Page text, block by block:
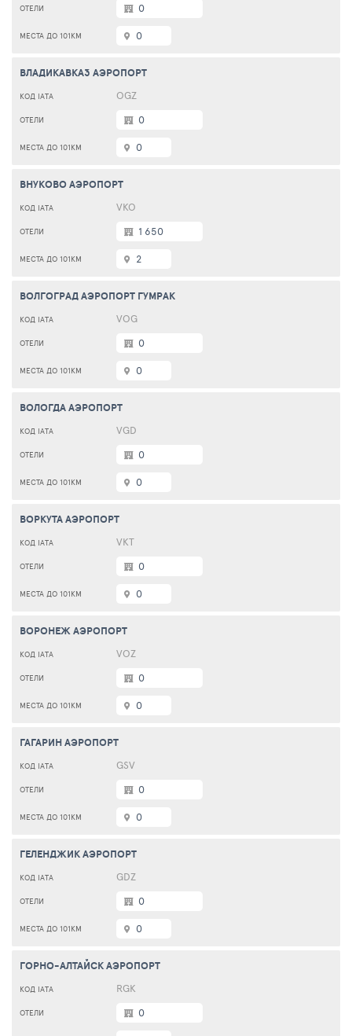
0
0
ВЛАДИКАВКАЗ АЭРОПОРТ
OGZ
0
0
ВНУКОВО АЭРОПОРТ
VKO
1 650
2
ВОЛГОГРАД АЭРОПОРТ ГУМРАК
VOG
0
0
ВОЛОГДА АЭРОПОРТ
VGD
0
0
ВОРКУТА АЭРОПОРТ
VKT
0
0
ВОРОНЕЖ АЭРОПОРТ
VOZ
0
0
ГАГАРИН АЭРОПОРТ
GSV
0
0
ГЕЛЕНДЖИК АЭРОПОРТ
GDZ
0
0
ГОРНО-АЛТАЙСК АЭРОПОРТ
RGK
0